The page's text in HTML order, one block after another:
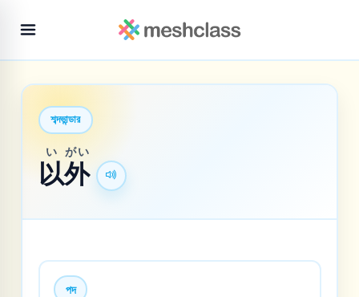
শব্দভান্ডার
以
い
外
がい
পদ